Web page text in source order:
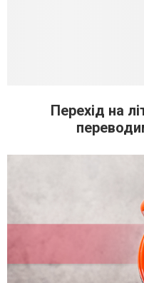
Перехід на